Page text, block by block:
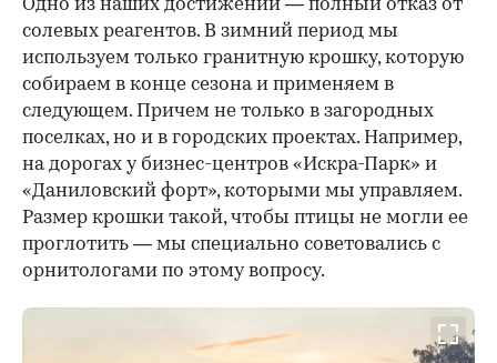
Одно из наших достижений — полный отказ от
солевых реагентов. В зимний период мы
используем только гранитную крошку, которую
собираем в конце сезона и применяем в
следующем. Причем не только в загородных
поселках, но и в городских проектах. Например,
на дорогах у бизнес-центров «Искра-Парк» и
«Даниловский форт», которыми мы управляем.
Размер крошки такой, чтобы птицы не могли ее
проглотить — мы специально советовались с
орнитологами по этому вопросу.